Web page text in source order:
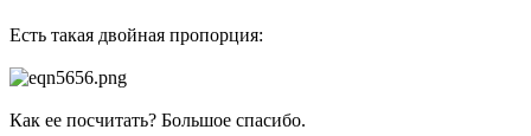
Есть такая двойная пропорция:
Как ее посчитать? Большое спасибо.